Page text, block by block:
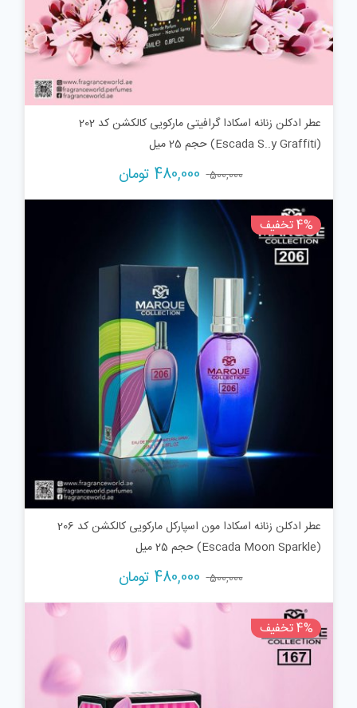
عطر ادکلن زنانه اسکادا گرافیتی مارکویی کالکشن کد 202
(Escada S..y Graffiti) حجم 25 میل
500,000 قیمت
480,000 تومان
4% تخفیف
عطر ادکلن زنانه اسکادا مون اسپارکل مارکویی کالکشن کد 206
(Escada Moon Sparkle) حجم 25 میل
500,000 قیمت
بود.
480,000 تومان
4% تخفیف